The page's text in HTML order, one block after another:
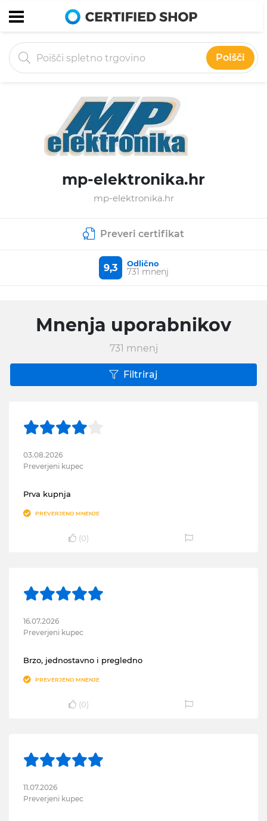
Poišči
mp-elektronika.hr
mp-elektronika.hr
Preveri certifikat
9,3 Odlično
731 mnenj
Mnenja uporabnikov
731 mnenj
Filtriraj
03.08.2026
Preverjeni kupec
Prva kupnja
PREVERJENO MNENJE
(0)
16.07.2026
Preverjeni kupec
Brzo, jednostavno i pregledno
PREVERJENO MNENJE
(0)
11.07.2026
Preverjeni kupec